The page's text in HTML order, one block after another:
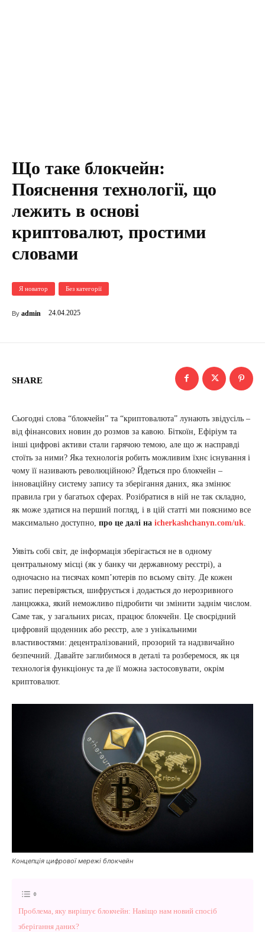
Що таке блокчейн:
Пояснення технології, що
лежить в основі
криптовалют, простими
словами
Я новатор Без категорії
By admin 24.04.2025
SHARE
Сьогодні слова “блокчейн” та “криптовалюта” лунають звідусіль –
від фінансових новин до розмов за кавою. Біткоїн, Ефіріум та
інші цифрові активи стали гарячою темою, але що ж насправді
стоїть за ними? Яка технологія робить можливим їхнє існування і
чому її називають революційною? Йдеться про блокчейн –
інноваційну систему запису та зберігання даних, яка змінює
правила гри у багатьох сферах. Розібратися в ній не так складно,
як може здатися на перший погляд, і в цій статті ми пояснимо все
максимально доступно, про це далі на icherkashchanyn.com/uk
Уявіть собі світ, де інформація зберігається не в одному
центральному місці (як у банку чи державному реєстрі), а
одночасно на тисячах комп’ютерів по всьому світу. Де кожен
запис перевіряється, шифрується і додається до нерозривного
ланцюжка, який неможливо підробити чи змінити заднім числом.
Саме так, у загальних рисах, працює блокчейн. Це своєрідний
цифровий щоденник або реєстр, але з унікальними
властивостями: децентралізований, прозорий та надзвичайно
безпечний. Давайте заглибимося в деталі та розберемося, як ця
технологія функціонує та де її можна застосовувати, окрім
криптовалют.
Концепція цифрової мережі блокчейн
Проблема, яку вирішує блокчейн: Навіщо нам новий спосіб
зберігання даних?